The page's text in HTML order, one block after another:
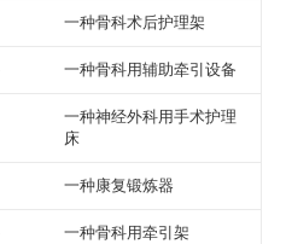
一种骨科术后护理架
一种骨科用辅助牵引设备
一种神经外科用手术护理
床
一种康复锻炼器
一种骨科用牵引架